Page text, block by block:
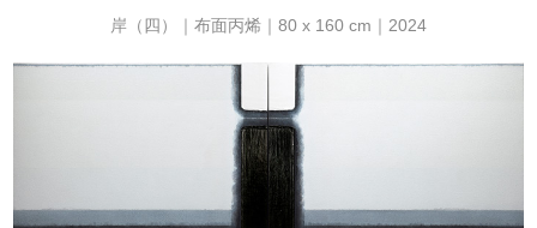
岸（四）｜布⾯丙烯｜80 x 160 cm｜2024